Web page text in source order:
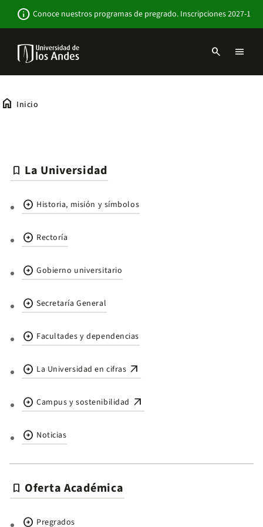
contenido
info Conoce nuestros programas de pregrado. Inscripciones 2027-1
Navbar
search menu
home Inicio
bookmark La Universidad
arrow_circle_right Historia, misión y símbolos
arrow_circle_right Rectoría
arrow_circle_right Gobierno universitario
arrow_circle_right Secretaría General
arrow_circle_right Facultades y dependencias
arrow_circle_right La Universidad en cifras arrow_outward
arrow_circle_right Campus y sostenibilidad arrow_outward
arrow_circle_right Noticias
bookmark Oferta Académica
arrow_circle_right Pregrados